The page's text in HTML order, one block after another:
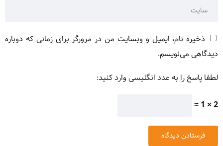
ذخیره نام، ایمیل و وبسایت من در مرورگر برای زمانی که دوباره
دیدگاهی می‌نویسم.
لطفا پاسخ را به عدد انگلیسی وارد کنید:
2 × 1 =